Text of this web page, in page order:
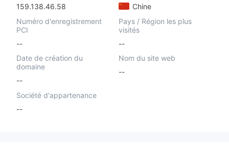
159.138.46.58
Chine
Numéro d'enregistrement
PCI
--
Pays / Région les plus
visités
--
Date de création du
domaine
--
Nom du site web
--
Société d'appartenance
--